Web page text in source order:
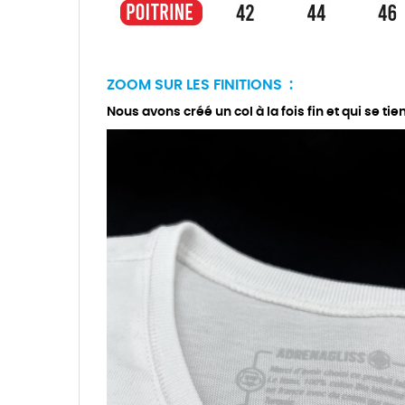
ZOOM SUR LES FINITIONS :
Nous avons créé un col à la fois fin et qui se